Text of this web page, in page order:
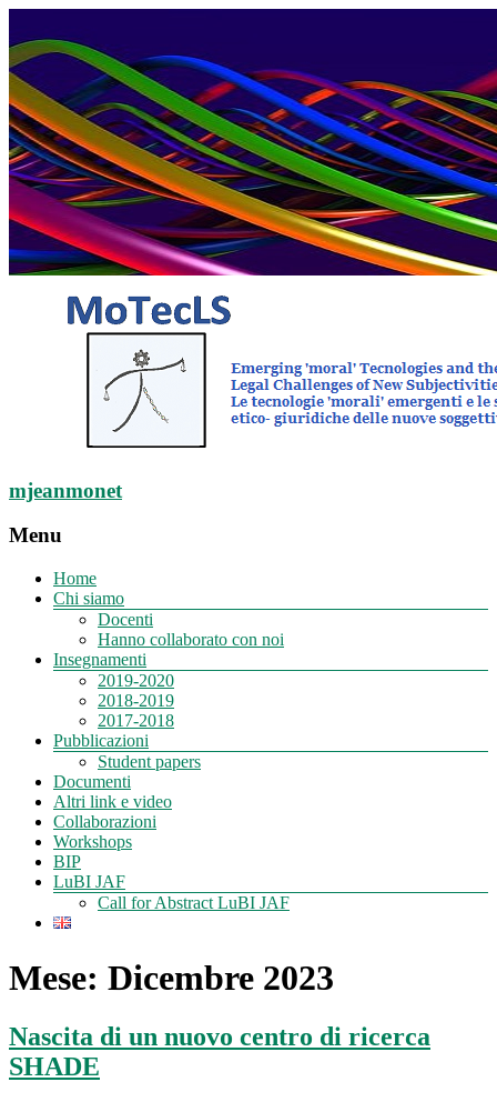
mjeanmonet
Menu
Home
Chi siamo
Docenti
Hanno collaborato con noi
Insegnamenti
2019-2020
2018-2019
2017-2018
Pubblicazioni
Student papers
Documenti
Altri link e video
Collaborazioni
Workshops
BIP
LuBI JAF
Call for Abstract LuBI JAF
Mese: Dicembre 2023
Nascita di un nuovo centro di ricerca
SHADE